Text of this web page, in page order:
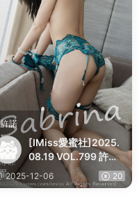
許諾
[IMiss愛蜜社]2025.
08.19 VOL.799 許諾S
abrina
2025-12-06 20